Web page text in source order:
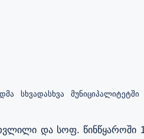
სხვადასხვა
და სოფ. წინწყაროში